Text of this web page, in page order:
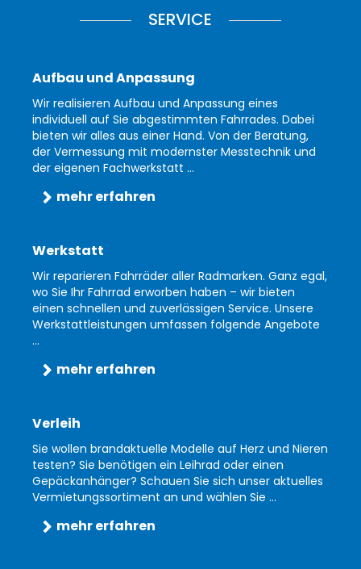
SERVICE
Aufbau und Anpassung
Wir realisieren Aufbau und Anpassung eines
individuell auf Sie abgestimmten Fahrrades. Dabei
bieten wir alles aus einer Hand. Von der Beratung,
der Vermessung mit modernster Messtechnik und
der eigenen Fachwerkstatt ...
mehr erfahren
Werkstatt
Wir reparieren Fahrräder aller Radmarken. Ganz egal,
wo Sie Ihr Fahrrad erworben haben – wir bieten
einen schnellen und zuverlässigen Service. Unsere
Werkstattleistungen umfassen folgende Angebote
...
mehr erfahren
Verleih
Sie wollen brandaktuelle Modelle auf Herz und Nieren
testen? Sie benötigen ein Leihrad oder einen
Gepäckanhänger? Schauen Sie sich unser aktuelles
Vermietungssortiment an und wählen Sie ...
mehr erfahren